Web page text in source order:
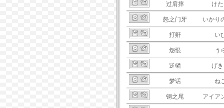
过肩摔 け
怒之门牙 いかり
打鼾 い
怨恨 う
逆鳞 げ
梦话 ね
钢之尾 アイア